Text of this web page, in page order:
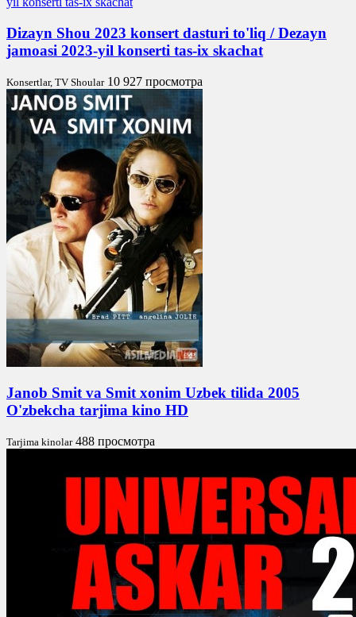
Dizayn Shou 2023 konsert dasturi to'liq / Dezayn
jamoasi 2023-yil konserti tas-ix skachat
Konsertlar, TV Shoular 10 927 просмотра
Janob Smit va Smit xonim Uzbek tilida 2005
O'zbekcha tarjima kino HD
Tarjima kinolar 488 просмотра